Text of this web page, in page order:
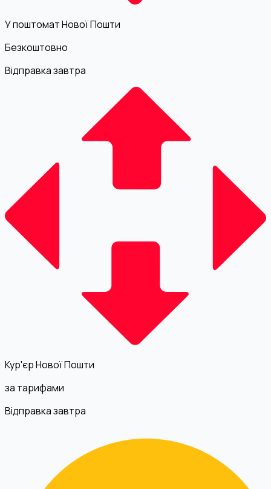
У поштомат Нової Пошти
Безкоштовно
Відправка завтра
Кур'єр Нової Пошти
за тарифами
Відправка завтра